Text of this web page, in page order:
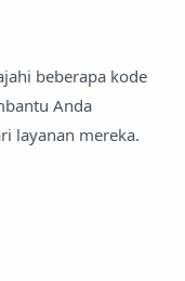
beberapa kode
Anda
layanan mereka.